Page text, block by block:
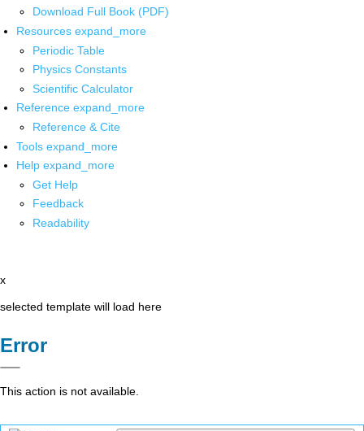
Download Full Book (PDF)
Resources expand_more
Periodic Table
Physics Constants
Scientific Calculator
Reference expand_more
Reference & Cite
Tools expand_more
Help expand_more
Get Help
Feedback
Readability
x
selected template will load here
Error
This action is not available.